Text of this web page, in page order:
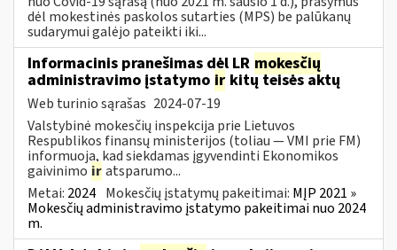
dėl mokestinės paskolos sutarties (MPS) be palūkanų
sudarymui galėjo pateikti iki...
Informacinis pranešimas dėl LR mokesčių
administravimo įstatymo ir kitų teisės aktų
Web turinio sąrašas 2024-07-19
Valstybinė mokesčių inspekcija prie Lietuvos
Respublikos finansų ministerijos (toliau — VMI prie FM)
informuoja, kad siekdamas įgyvendinti Ekonomikos
gaivinimo iratsparumo...
Metai: 2024 Mokesčių įstatymų pakeitimai: MĮP 2021 »
Mokesčių administravimo įstatymo pakeitimai nuo 2024
m.